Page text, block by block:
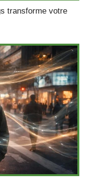
transforme votre